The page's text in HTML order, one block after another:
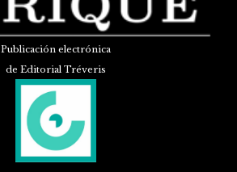
Publicación electrónica
de Editorial Tréveris